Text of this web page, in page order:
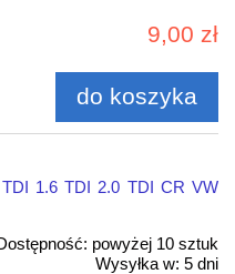
9,00 zł
do koszyka
1.6 TDI 2.0 TDI CR VW
powyżej 10 sztuk
Wysyłka w: 5 dni